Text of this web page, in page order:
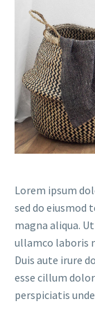
Lorem ipsum
sed do eiusmod
magna aliqua.
ullamco laboris
Duis aute irure
esse cillum
perspiciatis